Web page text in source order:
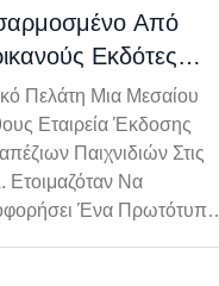
Καρτών,
Τεράστια
Εσωτερι...
Από
Εκδότες
Παιχνιδιών
Πελάτη Μια Μεσαίου
Εταιρεία Έκδοσης
Παιχνιδιών Στις
Να
Ένα Πρωτότυπο